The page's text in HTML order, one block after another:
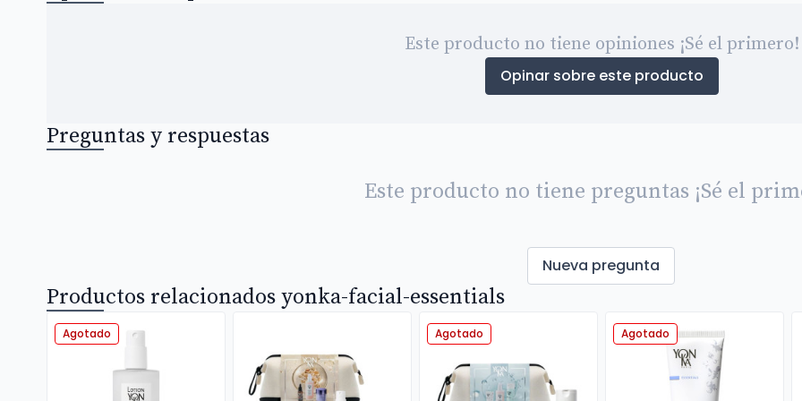
Este producto no tiene opiniones ¡Sé el primero!
Opinar sobre este producto
Preguntas y respuestas
Este producto no tiene preguntas ¡Sé el
Nueva pregunta
Productos relacionados yonka-facial-essentials
Agotado Agotado Agotado